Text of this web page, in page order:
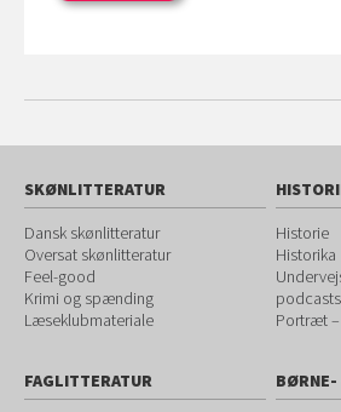
SKØNLITTERATUR
Dansk skønlitteratur
Oversat skønlitteratur
Feel-good
Krimi og spænding
Læseklubmateriale
Historie
Historika
Portræt
FAGLITTERATUR
BØRNE-